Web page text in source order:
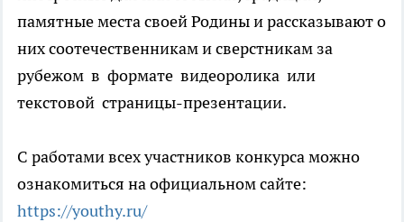
памятные места своей Родины и рассказывают о
них соотечественникам и сверстникам за
рубежом в формате видеоролика или
текстовой страницы-презентации.
С работами всех участников конкурса можно
ознакомиться на официальном сайте:
https://youthy.ru/